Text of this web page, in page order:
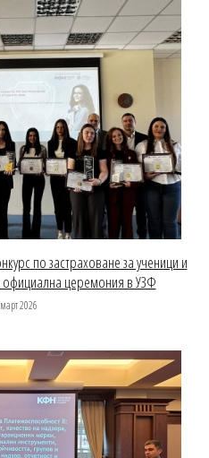
по застраховане за ученици и
официална церемония в УЗФ
2026